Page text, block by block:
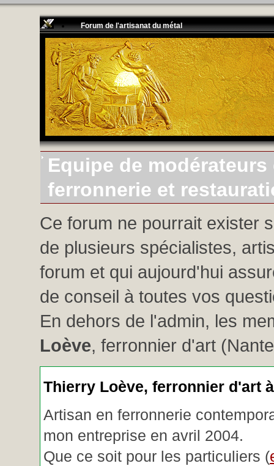
Forum de l'artisanat du métal
Equipe de
ferronnerie et
Ce forum ne pourrait exister
de plusieurs spécialistes,
forum et qui aujourd'hui
de conseil à toutes vos
En dehors de l'admin, les
Loève, ferronnier d'art
Thierry Loève, ferronnier d'art
Artisan en ferronnerie
mon entreprise en avril 2004.
Que ce soit pour les particuliers (